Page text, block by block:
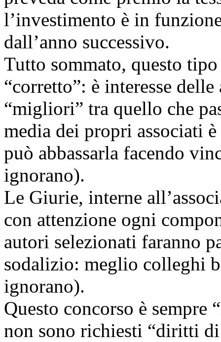
l’investimento è in
dall’anno successivo.
Tutto sommato, questo
“corretto”: è interesse
“migliori” tra quello che
media dei propri associati
può abbassarla facendo
ignorano).
Le Giurie, interne
con attenzione ogni
autori selezionati faranno
sodalizio: meglio colleghi
ignorano).
Questo concorso è
non sono richiesti “diritti